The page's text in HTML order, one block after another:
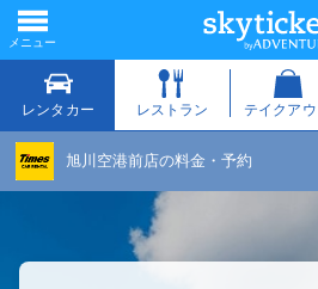
旭川空港前店の料金・予約